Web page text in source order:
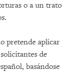
o a un trato
pretende aplicar
de
basándose